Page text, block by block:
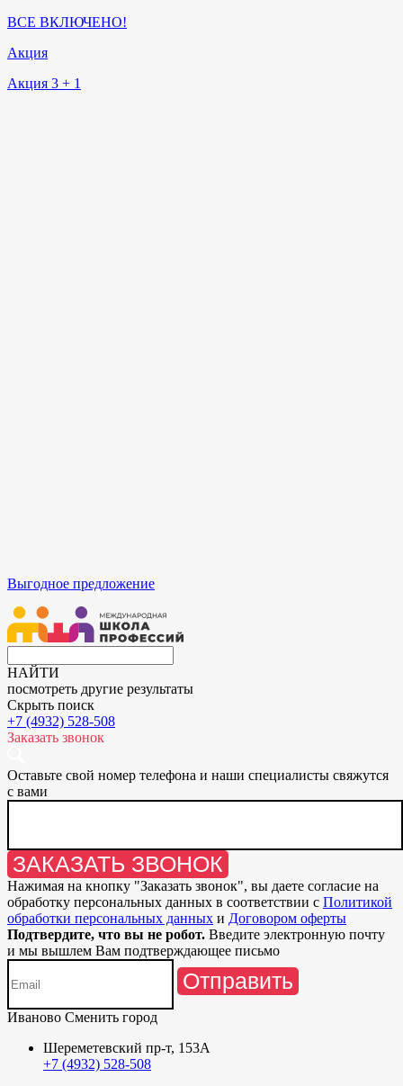
ВСЕ ВКЛЮЧЕНО!
Акция
Акция 3 + 1
Выгодное предложение
НАЙТИ
посмотреть другие результаты
Скрыть поиск
+7 (4932) 528-508
Заказать звонок
Оставьте свой номер телефона и наши специалисты свяжутся
с вами
ЗАКАЗАТЬ ЗВОНОК
Нажимая на кнопку "Заказать звонок", вы даете согласие на
обработку персональных данных в соответствии с Политикой
обработки персональных данных и Договором оферты
Подтвердите, что вы не робот. Введите электронную почту
и мы вышлем Вам подтверждающее письмо
Отправить
Иваново Сменить город
Шереметевский пр-т, 153А
+7 (4932) 528-508